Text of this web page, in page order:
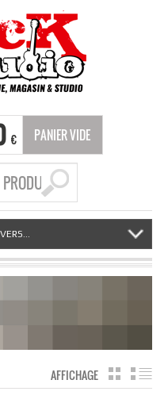
€ PANIER VIDE
AFFICHAGE GRILLE